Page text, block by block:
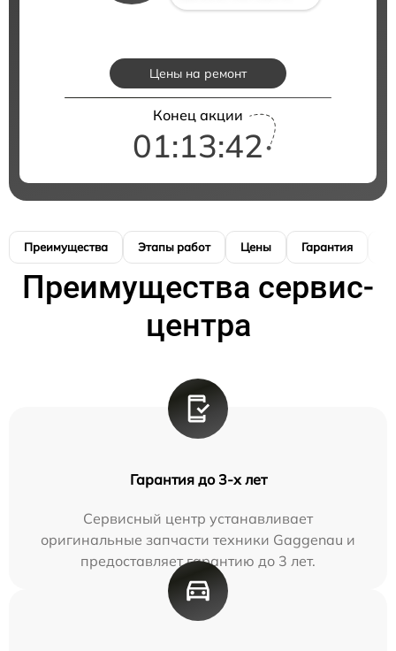
Цены на ремонт
Конец акции
01:13:41
Преимущества Этапы работ Цены Гарантия
Преимущества сервис-
центра
Гарантия до 3-х лет
Сервисный центр устанавливает
оригинальные запчасти техники Gaggenau и
предоставляет гарантию до 3 лет.